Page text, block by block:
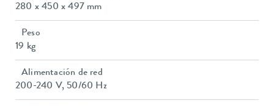
280 x 450 x 497 mm
Peso
19 kg
Alimentación de red
200-240 V, 50/60 Hz